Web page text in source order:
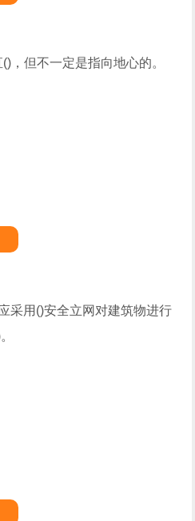
，但不一定是指向地心的。
采用()安全立网对建筑物进行